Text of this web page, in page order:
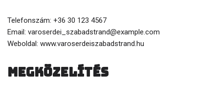
Telefonszám: +36 30 123 4567
Email: varoserdei_szabadstrand@example.com
Weboldal: www.varoserdeiszabadstrand.hu
Megközelítés